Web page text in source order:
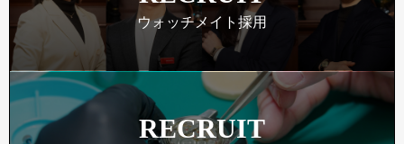
ウォッチメイト採用
RECRUIT